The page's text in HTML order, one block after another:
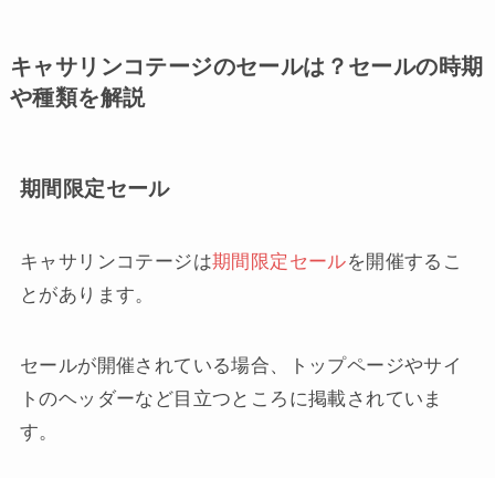
キャサリンコテージのセールは？セールの時期
や種類を解説
期間限定セール
キャサリンコテージは期間限定セールを開催するこ
とがあります。
セールが開催されている場合、トップページやサイ
トのヘッダーなど目立つところに掲載されていま
す。